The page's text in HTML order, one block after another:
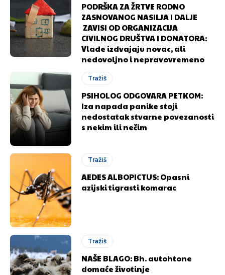
PODRŠKA ZA ŽRTVE RODNO
ZASNOVANOG NASILJA I DALJE
ZAVISI OD ORGANIZACIJA
CIVILNOG DRUŠTVA I DONATORA:
Vlade izdvajaju novac, ali
nedovoljno i nepravovremeno
Tražiš
PSIHOLOG ODGOVARA PETKOM:
Iza napada panike stoji
nedostatak stvarne povezanosti
s nekim ili nečim
Tražiš
AEDES ALBOPICTUS: Opasni
azijski tigrasti komarac
Tražiš
NAŠE BLAGO: Bh. autohtone
domaće životinje